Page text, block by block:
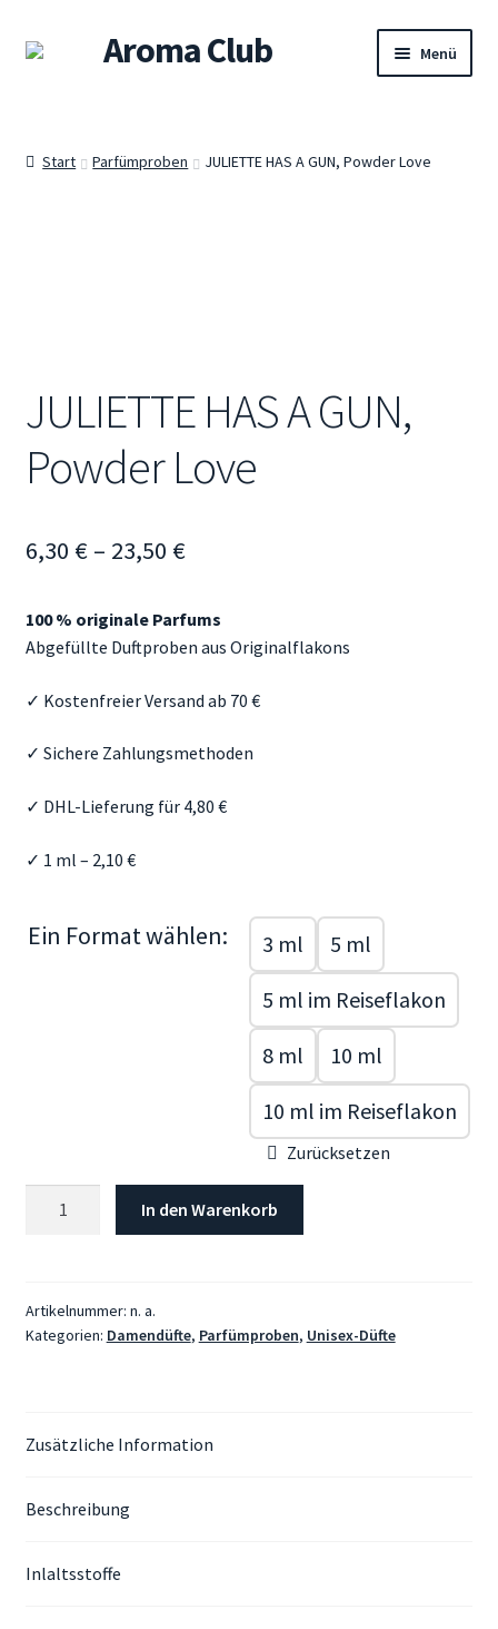
Zur
Navigation
Zum
Aroma Club Menü
Shop
Sets
Warenkorb
Duftberatung & FAQ
Start Parfümproben JULIETTE HAS A GUN, Powder Love
JULIETTE HAS A GUN,
Powder Love
6,30 € – 23,50 €Preisspanne:
bis
100 % originale Parfums
Abgefüllte Duftproben aus Originalflakons
✓ Kostenfreier Versand ab 70 €
✓ Sichere Zahlungsmethoden
✓ DHL-Lieferung für 4,80 €
✓ 1 ml – 2,10 €
Ein Format wählen: 3 ml
5 ml
5 ml im Reiseflakon
8 ml
10 ml
10 ml im Reiseflakon
Zurücksetzen
Powder
Love
In den Warenkorb
Artikelnummer: n. a.
Kategorien: Damendüfte, Parfümproben, Unisex-Düfte
Zusätzliche Information
Beschreibung
Inlaltsstoffe